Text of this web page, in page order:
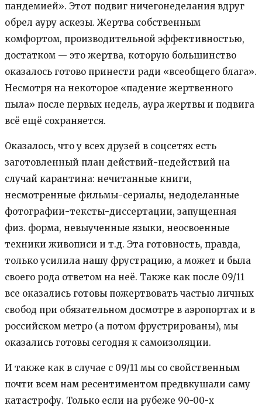
пандемией». Этот подвиг ничегонеделания вдруг
обрел ауру аскезы. Жертва собственным
комфортом, производительной эффективностью,
достатком — это жертва, которую большинство
оказалось готово принести ради «всеобщего блага».
Несмотря на некоторое «падение жертвенного
пыла» после первых недель, аура жертвы и подвига
всё ещё сохраняется.
Оказалось, что у всех друзей в соцсетях есть
заготовленный план действий-недействий на
случай карантина: нечитанные книги,
несмотренные фильмы-сериалы, недоделанные
фотографии-тексты-диссертации, запущенная
физ. форма, невыученные языки, неосвоенные
техники живописи и т.д. Эта готовность, правда,
только усилила нашу фрустрацию, а может и была
своего рода ответом на неё. Также как после 09/11
все оказались готовы пожертвовать частью личных
свобод при обязательном досмотре в аэропортах и в
российском метро (а потом фрустрированы), мы
оказались готовы сегодня к самоизоляции.
И также как в случае с 09/11 мы со свойственным
почти всем нам ресентиментом предвкушали саму
катастрофу. Только если на рубеже 90-00-х